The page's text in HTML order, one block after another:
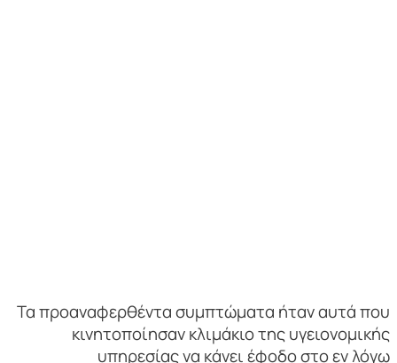
Τα προαναφερθέντα συμπτώματα ήταν αυτά που
κινητοποίησαν κλιμάκιο της υγειονομικής
υπηρεσίας να κάνει έφοδο στο εν λόγω